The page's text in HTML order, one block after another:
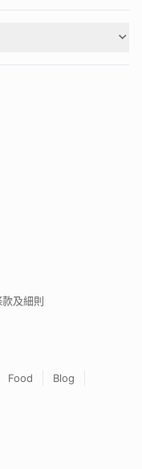
款及細則
Food
Blog